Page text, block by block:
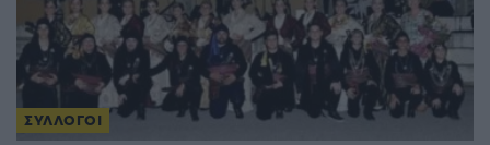
ΣΥΛΛΟΓΟΙ